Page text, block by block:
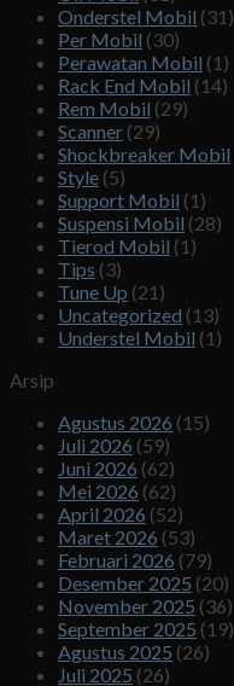
Onderstel Mobil (31)
Per Mobil (30)
Perawatan Mobil (1)
Rack End Mobil (14)
Rem Mobil (29)
Scanner (29)
Shockbreaker Mobil
Style (5)
Support Mobil (1)
Suspensi Mobil (28)
Tierod Mobil (1)
Tips (3)
Tune Up (21)
Uncategorized (13)
Understel Mobil (1)
Arsip
Agustus 2026 (15)
Juli 2026 (59)
Juni 2026 (62)
Mei 2026 (62)
April 2026 (52)
Maret 2026 (53)
Februari 2026 (79)
Desember 2025 (20)
November 2025 (36)
September 2025 (19)
Agustus 2025 (26)
Juli 2025 (26)